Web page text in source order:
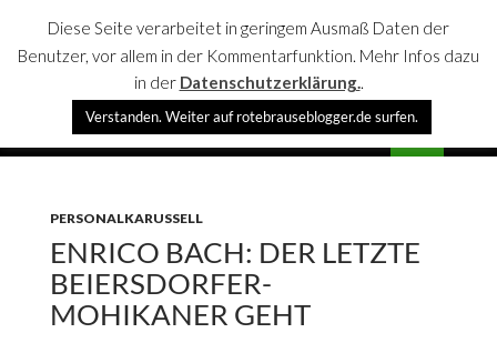
rotebrauseblogger
SPRINGE
PERSONALKARUSSELL
ENRICO BACH: DER LETZTE
BEIERSDORFER-
MOHIKANER GEHT
Diese Seite verarbeitet in geringem Ausmaß Daten der
Benutzer, vor allem in der Kommentarfunktion. Mehr Infos dazu
in der Datenschutzerklärung..
Verstanden. Weiter auf rotebrauseblogger.de surfen.